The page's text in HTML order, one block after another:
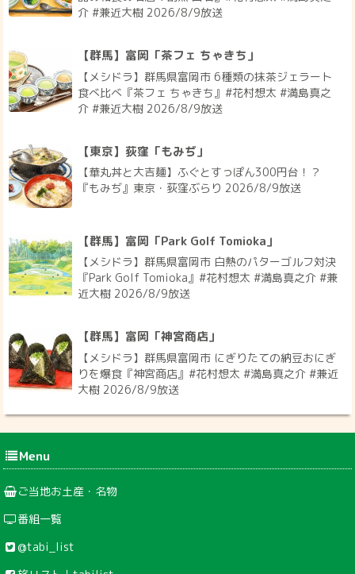
介 #兼近大樹 2026/8/9放送
【群馬】富岡「茶フェ ちゃきち」
【メシドラ】群馬県富岡市 6種類の抹茶ジェラート
食べ比べ『茶フェ ちゃきち』#花村想太 #満島真之
介 #兼近大樹 2026/8/9放送
【東京】荻窪「もみぢ」
【華丸丼と大吉麺】ふぐとすっぽん300円台！？
『もみぢ』東京・荻窪ぶらり 2026/8/9放送
【群馬】富岡「Park Golf Tomioka」
【メシドラ】群馬県富岡市 白熱のパターゴルフ対決
『Park Golf Tomioka』#花村想太 #満島真之介 #兼
近大樹 2026/8/9放送
【群馬】富岡「神宮商店」
【メシドラ】群馬県富岡市 にぎりたての納豆おにぎ
りを爆食『神宮商店』#花村想太 #満島真之介 #兼近
大樹 2026/8/9放送
Menu
ご当地お土産・名物
番組一覧
@tabi_list